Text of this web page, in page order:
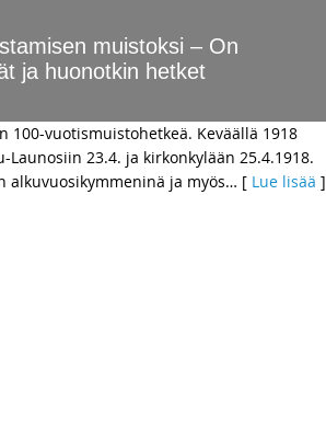
muistoksi – On
ja huonotkin hetket
100-vuotismuistohetkeä. Keväällä 1918
23.4. ja kirkonkylään 25.4.1918.
ja myös… [ Lue lisää ]